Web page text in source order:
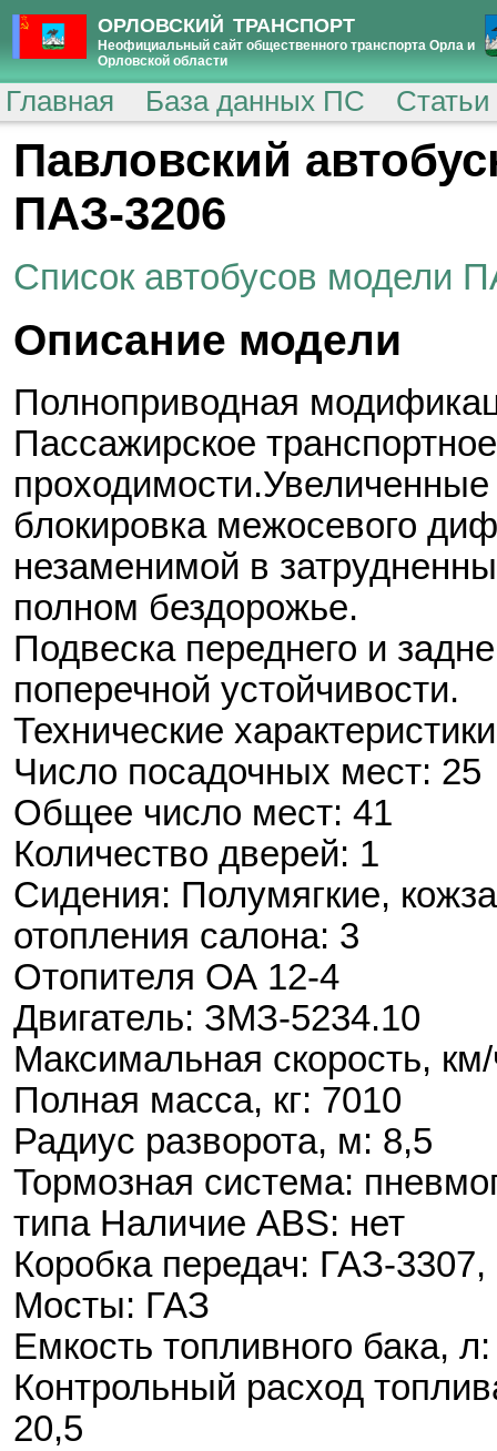
ОРЛОВСКИЙ ТРАНСПОРТ
Неофициальный сайт общественного транспорта Орла и
Орловской области
Главная База данных ПС
Павловский
ПАЗ-3206
Список автобусов модели
Описание модели
Полноприводная
Пассажирское
проходимости.Увеличенные
блокировка межосевого
незаменимой в
полном бездорожье.
Подвеска переднего и
поперечной устойчивости.
Технические характеристики
Число посадочных мест: 25
Общее число мест: 41
Количество дверей: 1
Сидения: Полумягкие,
отопления салона: 3
Отопителя ОА 12-4
Двигатель: ЗМЗ-5234.10
Максимальная скорость,
Полная масса, кг: 7010
Радиус разворота, м: 8,5
Тормозная система:
типа Наличие ABS: нет
Коробка передач: ГАЗ-
Мосты: ГАЗ
Емкость топливного бака,
Контрольный расход
20,5